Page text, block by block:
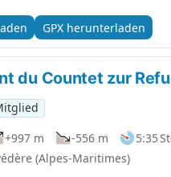
GPX herunterladen
du Countet zur
+997 m -556 m 5:35
(Alpes-Maritimes)